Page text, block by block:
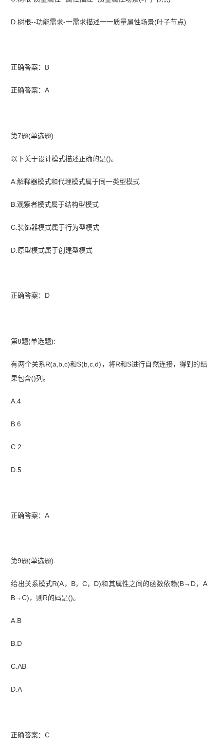
D.树根--功能需求-一需求描述一一质量属性场景(叶子节点)
正确答案：B
正确答案：A
第7题(单选题):
以下关于设计模式描述正确的是()。
A.解释器模式和代理模式属于同一类型模式
B.观察者模式属于结构型模式
C.装饰器模式属于行为型模式
D.原型模式属于创建型模式
正确答案：D
第8题(单选题):
有两个关系R(a,b,c)和S(b,c,d)，将R和S进行自然连接，得到的结
果包含()列。
A.4
B.6
C.2
D.5
正确答案：A
第9题(单选题):
给出关系模式R(A，B，C，D)和其属性之间的函数依赖(B→D，A
B→C)，则R的码是()。
A.B
B.D
C.AB
D.A
正确答案：C